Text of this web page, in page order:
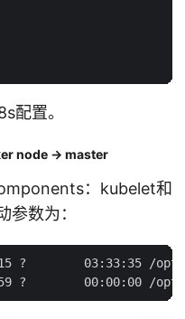
配置。
node -> master
：kubelet和
数为：
03:33:35 /opt/